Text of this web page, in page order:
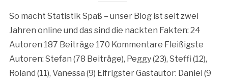
So macht Statistik Spaß – unser Blog ist seit zwei
Jahren online und das sind die nackten Fakten: 24
Autoren 187 Beiträge 170 Kommentare Fleißigste
Autoren: Stefan (78 Beiträge), Peggy (23), Steffi (12),
Roland (11), Vanessa (9) Eifrigster Gastautor: Daniel (9